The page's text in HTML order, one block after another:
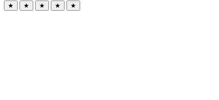
★ ★ ★ ★ ★